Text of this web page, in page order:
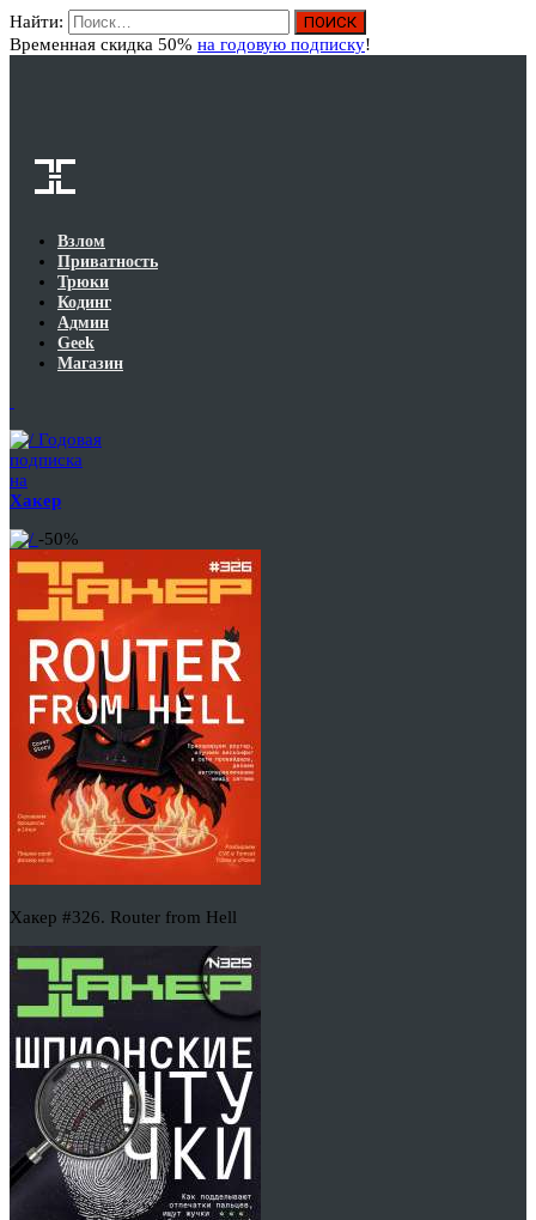
Найти:
Временная скидка 50% на годовую подписку!
Взлом
Приватность
Трюки
Кодинг
Админ
Geek
Магазин
Годовая
подписка
на
Хакер
-50%
Хакер #326. Router from Hell